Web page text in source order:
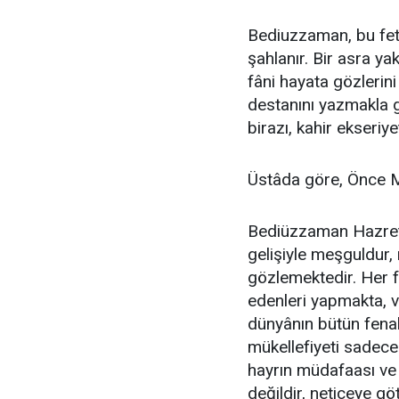
Bediuzzaman, bu
şahlanır. Bir asra
fâni hayata
destanını
birazı, kahir
Üstâda göre, Önce
Bediüzzaman
gelişiyle meşguldur,
gözlemektedir. Her
edenleri yapmakta,
dünyânın bütün
mükellefiyeti sadece
hayrın müdafaası
değildir, neticeye